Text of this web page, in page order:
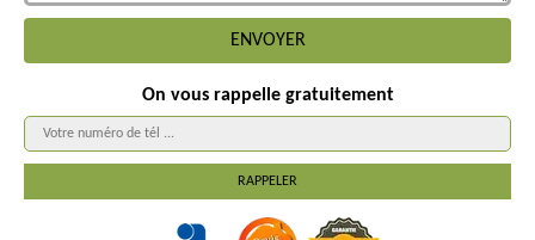
On vous rappelle gratuitement